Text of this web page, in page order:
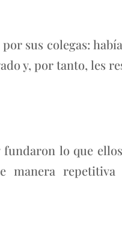
sus colegas:
y, por tanto, les
fundaron lo que
manera